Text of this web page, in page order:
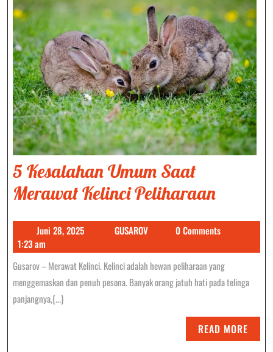
5 Kesalahan Umum Saat
Merawat Kelinci Peliharaan5
Umum
Saat
Juni 28, 2025Juni
2025
GUSAROVGUSAROV0 Comments
1:23 am
Gusarov – Merawat Kelinci. Kelinci adalah hewan peliharaan yang
menggemaskan dan penuh pesona. Banyak orang jatuh hati pada telinga
panjangnya,{...}
READ MORE
MORE